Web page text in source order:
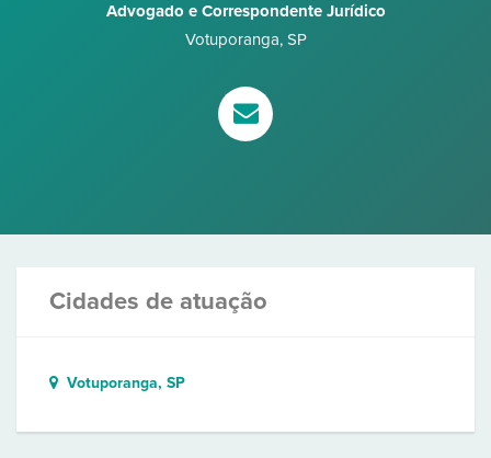
Advogado e Correspondente Jurídico
Votuporanga, SP
Cidades de atuação
Votuporanga, SP